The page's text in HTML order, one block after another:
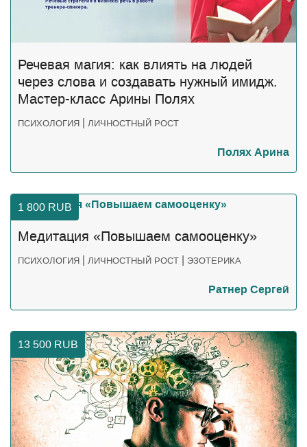
Речевая магия: как влиять на людей
через слова и создавать нужный имидж.
Мастер-класс Арины Полях
ПСИХОЛОГИЯ | ЛИЧНОСТНЫЙ РОСТ
Полях Арина
1 800 RUB
Медитация «Повышаем самооценку»
ПСИХОЛОГИЯ | ЛИЧНОСТНЫЙ РОСТ | ЭЗОТЕРИКА
Ратнер Сергей
13 500 RUB